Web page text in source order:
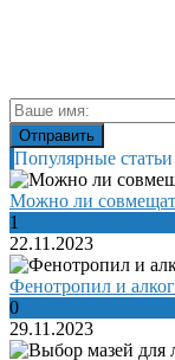
Популярные статьи
Можно ли
1
22.11.2023
Фенотропил и
0
29.11.2023